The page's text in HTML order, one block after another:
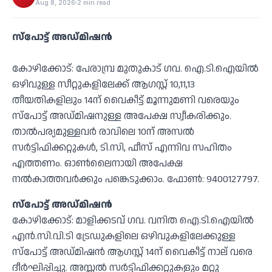
Aug 8, 2026 2 min read
സ്‌പോട്ട് അഡ്മിഷൻ
കോഴിക്കോട്: പേരാമ്പ്ര മുതുകാട് ഗവ. ഐ.ടി.ഐയില്‍
ഒഴിവുള്ള സീറ്റുകളിലേക്ക് ആഗസ്റ്റ് 10,11,13
തീയതികളിലും 14ന് വൈകീട്ട് മൂന്നുമണി വരെയും
സ്‌പോട്ട് അഡ്മിഷനുള്ള അപേക്ഷ സ്വീകരിക്കും.
താല്‍പര്യമുള്ളവര്‍ രാവിലെ 10ന് അസല്‍
സര്‍ട്ടിഫിക്കറ്റുകള്‍, ടി.സി, ഫീസ് എന്നിവ സഹിതം
എത്തണം. ഓണ്‍ലൈനായി അപേക്ഷ
നല്‍കാത്തവര്‍ക്കും പങ്കെടുക്കാം. ഫോണ്‍: 9400127797.
സ്‌പോട്ട് അഡ്മിഷന്‍
കോഴിക്കോട്: മാളിക്കടവ് ഗവ. വനിത ഐ.ടി.ഐയില്‍
എന്‍.സി.വി.ടി ട്രേഡുകളിലെ ഒഴിവുകളിലേക്കുള്ള
സ്‌പോട്ട് അഡ്മിഷന്‍ ആഗസ്റ്റ് 14ന് വൈകീട്ട് നാല് വരെ
ദീര്‍ഘിപ്പിച്ചു. അസ്സല്‍ സര്‍ട്ടിഫിക്കറ്റുകളും മറ്റു